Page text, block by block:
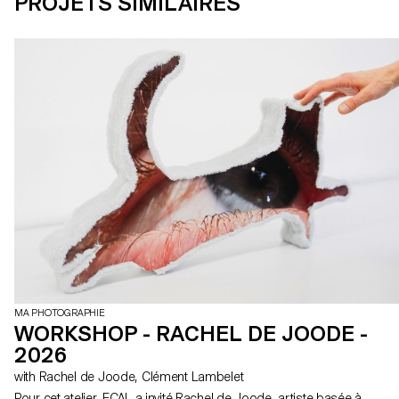
MA PHOTOGRAPHIE
WORKSHOP - RACHEL DE JOODE -
2026
with Rachel de Joode, Clément Lambelet